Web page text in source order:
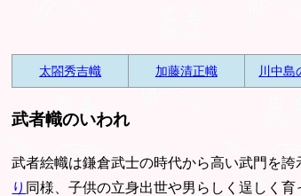
太閤秀吉幟 加藤清正幟 川中島
武者幟のいわれ
武者絵幟は鎌倉武士の時代から高い武門を
り 同様、子供の立身出世や男らしく逞しく